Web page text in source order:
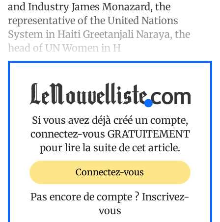
and Industry James Monazard, the
representative of the United Nations
System in Haiti Greetanjali Naraya, the
head of UN Women in H
Si vous avez déjà créé un compte,
connectez-vous GRATUITEMENT
pour lire la suite de cet article.
Connectez-vous
Pas encore de compte ? Inscrivez-
vous